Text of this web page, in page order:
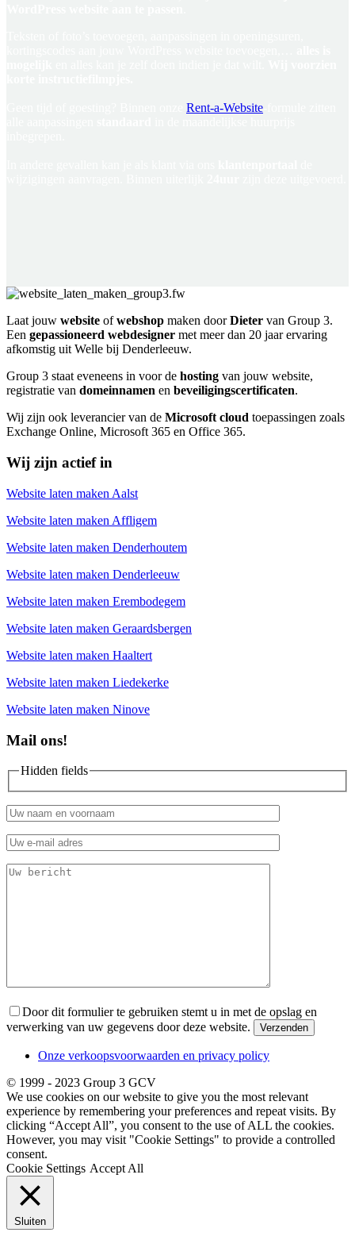
Rent-a-Website
Laat jouw website ofwebshop maken doorDieter van Group 3.
Een gepassioneerd webdesigner met meer dan 20 jaar ervaring
afkomstig uit Welle bij Denderleeuw.
Group 3 staat eveneens in voor de hosting van jouw website,
registratie van domeinnamen en beveiligingscertificaten.
Wij zijn ook leverancier van de Microsoft cloud toepassingen zoals
Exchange Online, Microsoft 365 en Office 365.
Wij zijn actief in
Website laten maken Aalst
Website laten maken Affligem
Website laten maken Denderhoutem
Website laten maken Denderleeuw
Website laten maken Erembodegem
Website laten maken Geraardsbergen
Website laten maken Haaltert
Website laten maken Liedekerke
Website laten maken Ninove
Mail ons!
Hidden fields
Door dit formulier te gebruiken stemt u in met de opslag en
verwerking van uw gegevens door deze website.
Onze verkoopsvoorwaarden en privacy policy
© 1999 - 2023 Group 3 GCV
We use cookies on our website to give you the most relevant
experience by remembering your preferences and repeat visits. By
clicking “Accept All”, you consent to the use of ALL the cookies.
However, you may visit "Cookie Settings" to provide a controlled
consent.
Cookie Settings Accept All
Sluiten